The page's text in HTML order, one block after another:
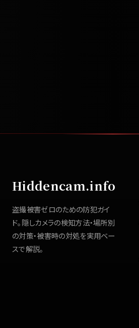
Hiddencam.info
盗撮被害ゼロのための防犯ガイ
ド。隠しカメラの検知方法・場所別
の対策・被害時の対処を実用ベー
スで解説。